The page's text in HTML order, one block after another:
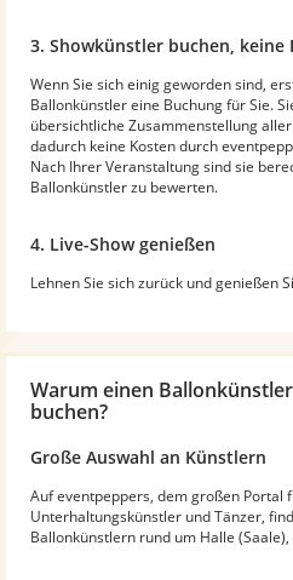
3. Showkünstler buchen, keine
Wenn Sie sich einig geworden sind,
Ballonkünstler eine Buchung für Sie.
übersichtliche Zusammenstellung
dadurch keine Kosten durch
Nach Ihrer Veranstaltung sind sie
Ballonkünstler zu bewerten.
4. Live-Show genießen
Lehnen Sie sich zurück und genießen
Warum einen Ballonkünstler
buchen?
Große Auswahl an Künstlern
Auf eventpeppers, dem großen Portal
Unterhaltungskünstler und Tänzer,
Ballonkünstlern rund um Halle